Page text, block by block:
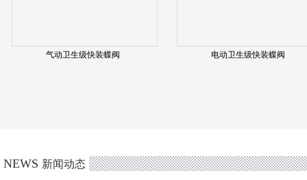
气动卫生级快装蝶阀 电动卫生级快装蝶阀
NEWS 新闻动态